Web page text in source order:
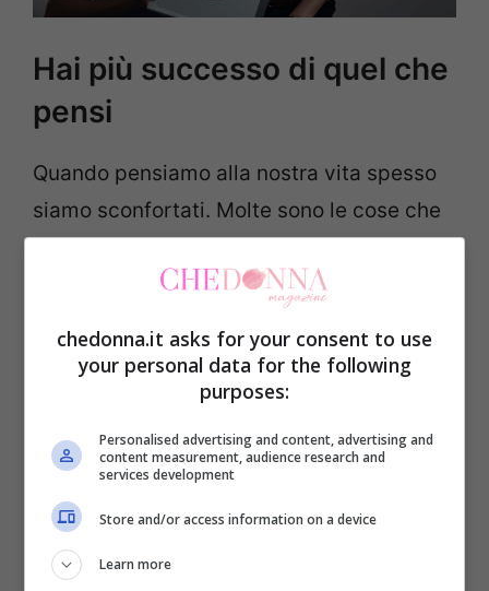
Hai più successo di quel che
pensi
Quando pensiamo alla nostra vita spesso
siamo sconfortati. Molte sono le cose che
che cambieremmo.
Se ti chiedessero di darti un voto per come
conduci la tua vita quale sarebbe? Se
dovessi quantificare il tuo successo con un
numero da 1 a 10, cosa diresti?
4? 6? 10? Quasi certamente non saresti
oggettivo e ti sottostimeresti.
chedonna.it asks for your consent to use
your personal data for the following
purposes:
Personalised advertising and content, advertising and
content measurement, audience research and
services development
Store and/or access information on a device
Learn more